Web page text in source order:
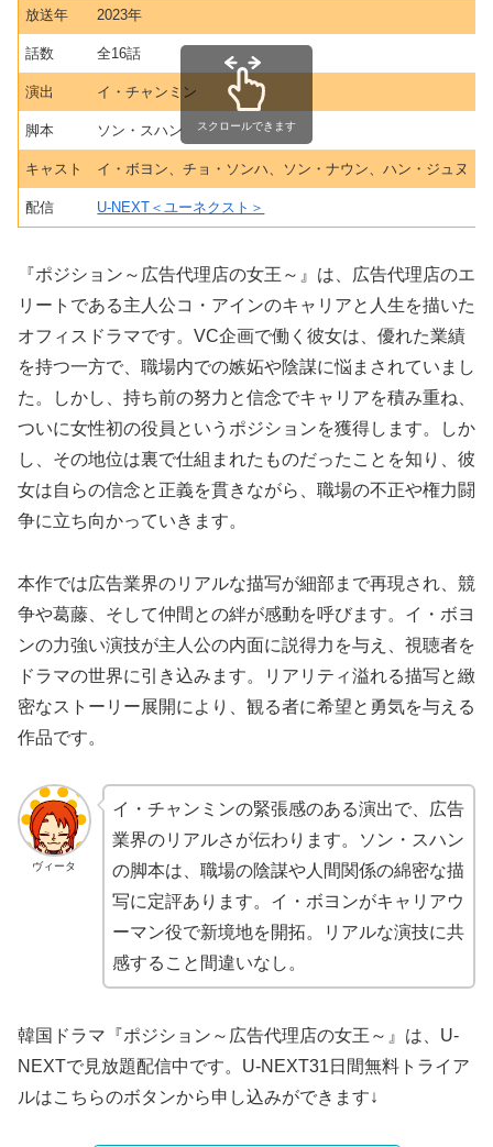
放送年 2023年
話数 全16話
演出 イ・チャンミン
脚本 ソン・スハン
キャスト イ・ボヨン、チョ・ソンハ、ソン・ナウン、ハン・ジュヌ
配信 U-NEXT＜ユーネクスト＞
スクロールできます
『ポジション～広告代理店の女王～』は、広告代理店のエ
リートである主人公コ・アインのキャリアと人生を描いた
オフィスドラマです。VC企画で働く彼女は、優れた業績
を持つ一方で、職場内での嫉妬や陰謀に悩まされていまし
た。しかし、持ち前の努力と信念でキャリアを積み重ね、
ついに女性初の役員というポジションを獲得します。しか
し、その地位は裏で仕組まれたものだったことを知り、彼
女は自らの信念と正義を貫きながら、職場の不正や権力闘
争に立ち向かっていきます。
本作では広告業界のリアルな描写が細部まで再現され、競
争や葛藤、そして仲間との絆が感動を呼びます。イ・ボヨ
ンの力強い演技が主人公の内面に説得力を与え、視聴者を
ドラマの世界に引き込みます。リアリティ溢れる描写と緻
密なストーリー展開により、観る者に希望と勇気を与える
作品です。
ヴィータ
イ・チャンミンの緊張感のある演出で、広告
業界のリアルさが伝わります。ソン・スハン
の脚本は、職場の陰謀や人間関係の綿密な描
写に定評あります。イ・ボヨンがキャリアウ
ーマン役で新境地を開拓。リアルな演技に共
感すること間違いなし。
韓国ドラマ『ポジション～広告代理店の女王～』は、U-
NEXTで見放題配信中です。U-NEXT31日間無料トライア
ルはこちらのボタンから申し込みができます↓